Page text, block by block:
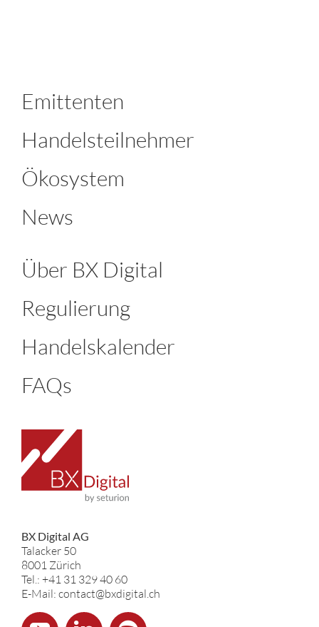
Emittenten
Handelsteilnehmer
Ökosystem
News
Über BX Digital
Regulierung
Handelskalender
FAQs
BX Digital AG
Talacker 50
8001 Zürich
Tel.: +41 31 329 40 60
E-Mail: contact@bxdigital.ch